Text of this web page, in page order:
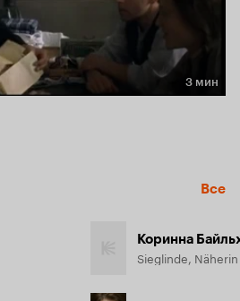
3 мин
Все
Коринна
Sieglinde, Näherin